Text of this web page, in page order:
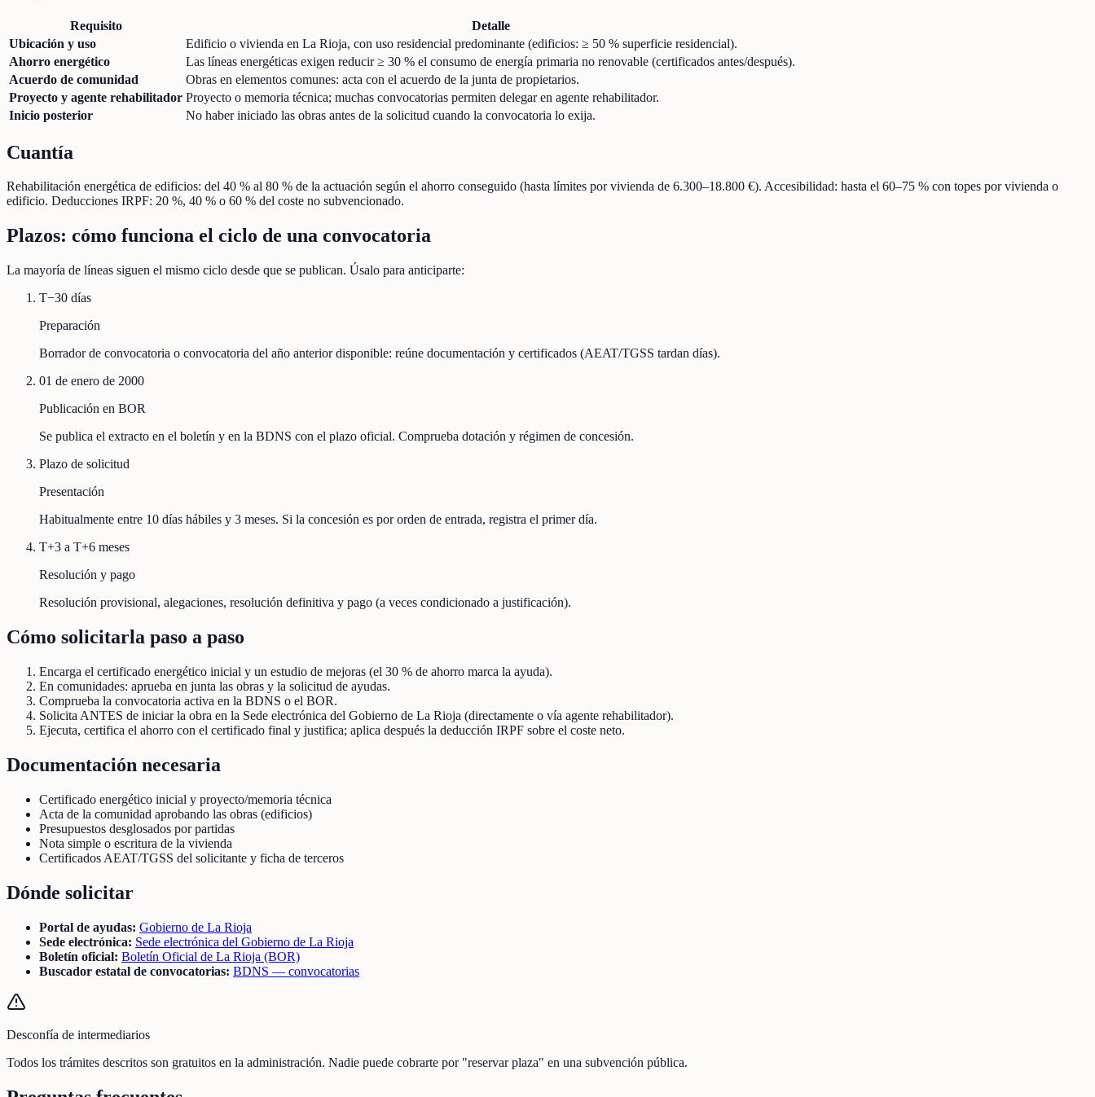
Requisito
Detalle
Ubicación y uso
Edificio o vivienda en La Rioja, con uso residencial predominante (edificios: ≥ 50 % superficie residencial).
Ahorro energético
Las líneas energéticas exigen reducir ≥ 30 % el consumo de energía primaria no renovable (certificados antes/después).
Acuerdo de comunidad
Obras en elementos comunes: acta con el acuerdo de la junta de propietarios.
Proyecto y agente rehabilitador Proyecto o memoria técnica; muchas convocatorias permiten delegar en agente rehabilitador.
Inicio posterior
No haber iniciado las obras antes de la solicitud cuando la convocatoria lo exija.
Cuantía
Rehabilitación energética de edificios: del 40 % al 80 % de la actuación según el ahorro conseguido (hasta límites por vivienda de 6.300–18.800 €). Accesibilidad: hasta el 60–75 % con topes por vivienda o
edificio. Deducciones IRPF: 20 %, 40 % o 60 % del coste no subvencionado.
Plazos: cómo funciona el ciclo de una convocatoria
La mayoría de líneas siguen el mismo ciclo desde que se publican. Úsalo para anticiparte:
T−30 días
Preparación
Borrador de convocatoria o convocatoria del año anterior disponible: reúne documentación y certificados (AEAT/TGSS tardan días).
01 de enero de 2000
Publicación en BOR
Se publica el extracto en el boletín y en la BDNS con el plazo oficial. Comprueba dotación y régimen de concesión.
Plazo de solicitud
Presentación
Habitualmente entre 10 días hábiles y 3 meses. Si la concesión es por orden de entrada, registra el primer día.
T+3 a T+6 meses
Resolución y pago
Resolución provisional, alegaciones, resolución definitiva y pago (a veces condicionado a justificación).
Cómo solicitarla paso a paso
Encarga el certificado energético inicial y un estudio de mejoras (el 30 % de ahorro marca la ayuda).
En comunidades: aprueba en junta las obras y la solicitud de ayudas.
Comprueba la convocatoria activa en la BDNS o el BOR.
Solicita ANTES de iniciar la obra en la Sede electrónica del Gobierno de La Rioja (directamente o vía agente rehabilitador).
Ejecuta, certifica el ahorro con el certificado final y justifica; aplica después la deducción IRPF sobre el coste neto.
Documentación necesaria
Certificado energético inicial y proyecto/memoria técnica
Acta de la comunidad aprobando las obras (edificios)
Presupuestos desglosados por partidas
Nota simple o escritura de la vivienda
Certificados AEAT/TGSS del solicitante y ficha de terceros
Dónde solicitar
Portal de ayudas: Gobierno de La Rioja
Sede electrónica: Sede electrónica del Gobierno de La Rioja
Boletín oficial: Boletín Oficial de La Rioja (BOR)
Buscador estatal de convocatorias: BDNS — convocatorias
Desconfía de intermediarios
Todos los trámites descritos son gratuitos en la administración. Nadie puede cobrarte por "reservar plaza" en una subvención pública.